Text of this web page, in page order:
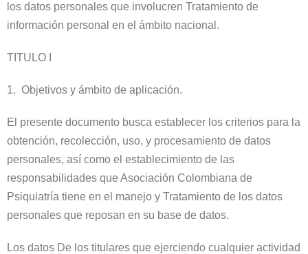
los datos personales que involucren Tratamiento de
información personal en el ámbito nacional.
TITULO I
1. Objetivos y ámbito de aplicación.
El presente documento busca establecer los criterios para la
obtención, recolección, uso, y procesamiento de datos
personales, así como el establecimiento de las
responsabilidades que Asociación Colombiana de
Psiquiatría tiene en el manejo y Tratamiento de los datos
personales que reposan en su base de datos.
Los datos De los titulares que ejerciendo cualquier actividad